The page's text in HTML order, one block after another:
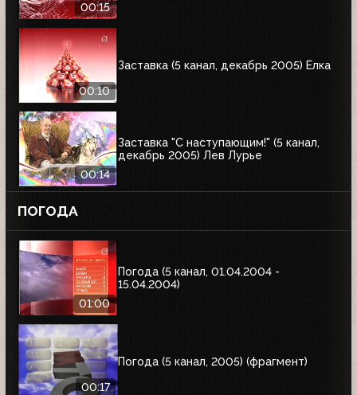
00:15
00:10
Заставка (5 канал, декабрь 2005) Ёлка
00:14
Заставка "С наступающим!" (5 канал,
декабрь 2005) Лев Лурье
ПОГОДА
01:00
Погода (5 канал, 01.04.2004 -
15.04.2004)
00:17
Погода (5 канал, 2005) (фрагмент)